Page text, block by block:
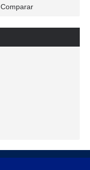
Comparar